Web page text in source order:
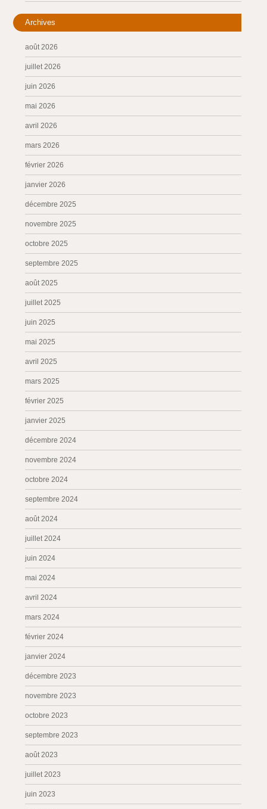
Archives
août 2026
juillet 2026
juin 2026
mai 2026
avril 2026
mars 2026
février 2026
janvier 2026
décembre 2025
novembre 2025
octobre 2025
septembre 2025
août 2025
juillet 2025
juin 2025
mai 2025
avril 2025
mars 2025
février 2025
janvier 2025
décembre 2024
novembre 2024
octobre 2024
septembre 2024
août 2024
juillet 2024
juin 2024
mai 2024
avril 2024
mars 2024
février 2024
janvier 2024
décembre 2023
novembre 2023
octobre 2023
septembre 2023
août 2023
juillet 2023
juin 2023